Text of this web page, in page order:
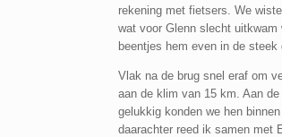
rekening met fietsers. We
wat voor Glenn slecht
beentjes hem even in de
Vlak na de brug snel eraf om
aan de klim van 15 km. Aan
gelukkig konden we hen
daarachter reed ik samen met